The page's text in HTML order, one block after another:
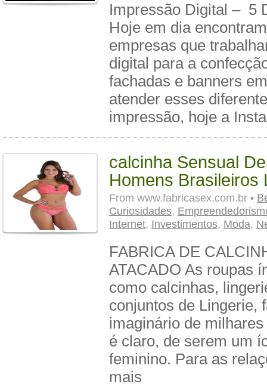
Impressão Digital – 5
Hoje em dia
empresas que
digital para a
fachadas e banners
atender esses
impressão, hoje a
calcinha Sensual
Homens Brasileiros
From www.fabricasex.com.br •
Curiosidades,
Internet, Investimentos, Moda,
FABRICA DE
ATACADO As roupas
como calcinhas,
conjuntos de Lingerie,
imaginário de
é claro, de serem um
feminino. Para as
mais